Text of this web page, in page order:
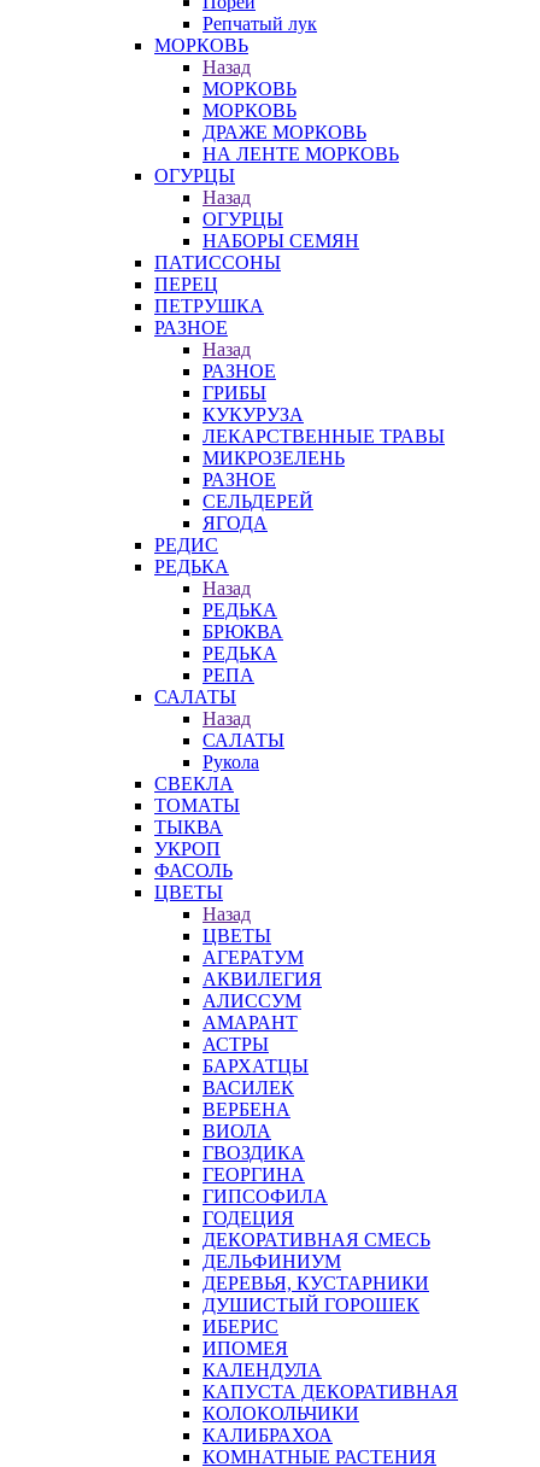
Репчатый лук
МОРКОВЬ
Назад
МОРКОВЬ
МОРКОВЬ
ДРАЖЕ МОРКОВЬ
НА ЛЕНТЕ МОРКОВЬ
ОГУРЦЫ
Назад
ОГУРЦЫ
НАБОРЫ СЕМЯН
ПАТИССОНЫ
ПЕРЕЦ
ПЕТРУШКА
РАЗНОЕ
Назад
РАЗНОЕ
ГРИБЫ
КУКУРУЗА
ЛЕКАРСТВЕННЫЕ ТРАВЫ
МИКРОЗЕЛЕНЬ
РАЗНОЕ
СЕЛЬДЕРЕЙ
ЯГОДА
РЕДИС
РЕДЬКА
Назад
РЕДЬКА
БРЮКВА
РЕДЬКА
РЕПА
САЛАТЫ
Назад
САЛАТЫ
Рукола
СВЕКЛА
ТОМАТЫ
ТЫКВА
УКРОП
ФАСОЛЬ
ЦВЕТЫ
Назад
ЦВЕТЫ
АГЕРАТУМ
АКВИЛЕГИЯ
АЛИССУМ
АМАРАНТ
АСТРЫ
БАРХАТЦЫ
ВАСИЛЕК
ВЕРБЕНА
ВИОЛА
ГВОЗДИКА
ГЕОРГИНА
ГИПСОФИЛА
ГОДЕЦИЯ
ДЕКОРАТИВНАЯ СМЕСЬ
ДЕЛЬФИНИУМ
ДЕРЕВЬЯ, КУСТАРНИКИ
ДУШИСТЫЙ ГОРОШЕК
ИБЕРИС
ИПОМЕЯ
КАЛЕНДУЛА
КАПУСТА ДЕКОРАТИВНАЯ
КОЛОКОЛЬЧИКИ
КАЛИБРАХОА
КОМНАТНЫЕ РАСТЕНИЯ